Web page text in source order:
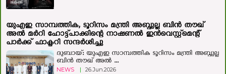
യുഎഇ സാമ്പത്തിക, ടൂറിസം മന്ത്രി അബ്ദുല്ല ബിന്‍ തൗഖ്
അല്‍ മര്‍റി ഹോട്ട്‌പാക്കിന്റെ നാഷണൽ ഇൻവെസ്റ്റ്മെന്റ്
പാർക്ക് ഫാക്ടറി സന്ദർശിച്ചു
ദുബായ്: യുഎഇ സാമ്പത്തിക ടൂറിസം മന്ത്രി അബ്ദുല്ല
ബിന്‍ തൗഖ് അല്‍ ...
NEWS | 26.Jun.2026